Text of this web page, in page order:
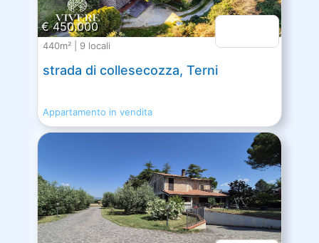
€ 450.000
440m² | 9 locali
strada di collesecozza, Terni
Appartamento in vendita